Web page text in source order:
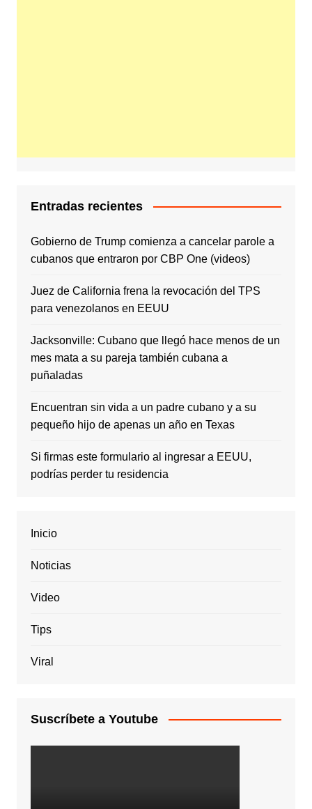
Entradas recientes
Gobierno de Trump comienza a cancelar parole a
cubanos que entraron por CBP One (videos)
Juez de California frena la revocación del TPS
para venezolanos en EEUU
Jacksonville: Cubano que llegó hace menos de un
mes mata a su pareja también cubana a
puñaladas
Encuentran sin vida a un padre cubano y a su
pequeño hijo de apenas un año en Texas
Si firmas este formulario al ingresar a EEUU,
podrías perder tu residencia
Inicio
Noticias
Video
Tips
Viral
Suscríbete a Youtube